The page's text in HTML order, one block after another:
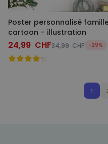
Poster personnalisé
cartoon – illustration
24,99 CHF34,99 CHF -29%
1